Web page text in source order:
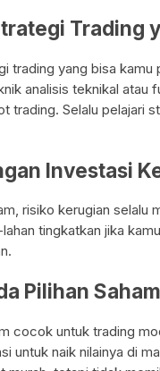
Trading
trading yang bisa
analisis teknikal atau
trading. Selalu pelajari
Investasi
risiko kerugian selalu
tingkatkan jika
Pilihan
cocok untuk trading
untuk naik nilainya di